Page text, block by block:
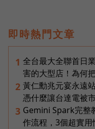
即時熱門文章
1 全台最大全聯首日
害的大型店！為何
2 黃仁勳兆元宴永遠
憑什麼讓台達電被
3 Gemini Spark完整
作流程，3個超實用